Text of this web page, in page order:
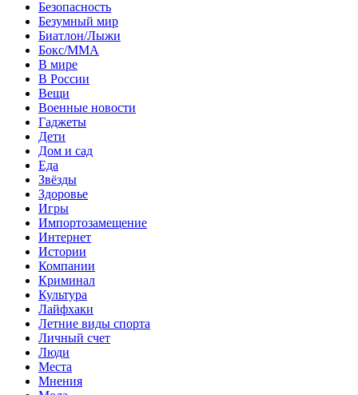
Безопасность
Безумный мир
Биатлон/Лыжи
Бокс/MMA
В мире
В России
Вещи
Военные новости
Гаджеты
Дети
Дом и сад
Еда
Звёзды
Здоровье
Игры
Импортозамещение
Интернет
Истории
Компании
Криминал
Культура
Лайфхаки
Летние виды спорта
Личный счет
Люди
Места
Мнения